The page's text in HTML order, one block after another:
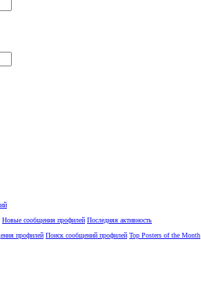
Новые сообщения профилей Последняя активность
профилей Поиск сообщений профилей Top Posters of the Month